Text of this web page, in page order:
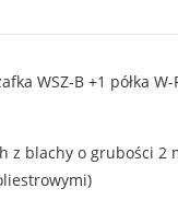
WSZ-B +1 półka W-
z blachy o grubości